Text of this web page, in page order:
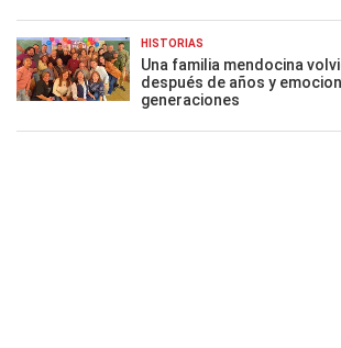
HISTORIAS
Una familia mendocina
después de años y
generaciones